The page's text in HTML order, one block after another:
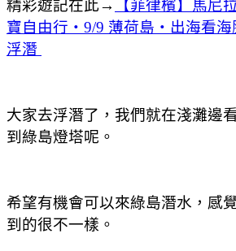
精彩遊記在此→
【菲律檳】馬尼
寶自由行‧9/9 薄荷島‧出海看海
浮潛
大家去浮潛了，我們就在淺灘邊
到綠島燈塔呢。
希望有機會可以來綠島潛水，感
到的很不一樣。